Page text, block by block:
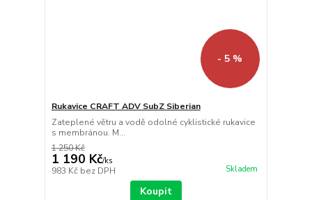
- 5 %
Rukavice CRAFT ADV SubZ Siberian
Zateplené větru a vodě odolné cyklistické rukavice
s membránou. M...
1 250 Kč
1 190 Kč/ks
983 Kč bez DPH Skladem
Koupit